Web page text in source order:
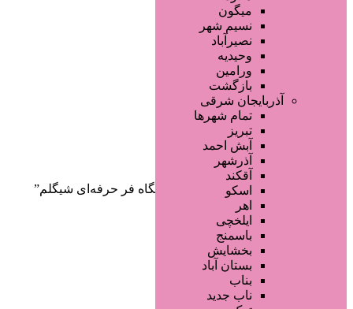
میگون
نسیم شهر
نصیرآباد
وحیدیه
ورامین
بازگشت
آذربایجان شرقی
تمام شهر‌ها
تبریز
آبش احمد
آذرشهر
آقکند
اسکو
اهر
ایلخچی
باسمنج
بخشایش
بستان آباد
بناب
ناب جدید
لیست سایتهای تبلیغاتی
دسته‌بندی‌ها
/ محصولات برچسب خورده “دستگاه فر حرفه‌ای شیگلم”